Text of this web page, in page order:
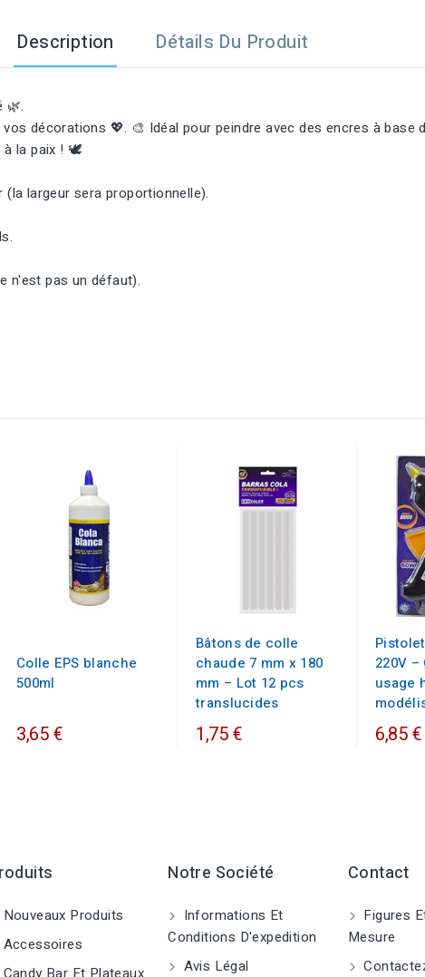
Description Détails Du Produit
🌿.
décorations 💖. 🎨 Idéal pour peindre avec des encres à base
à la paix ! 🕊️
largeur sera proportionnelle).
n'est pas un défaut).
Colle EPS blanche
500ml
3,65 €
Bâtons de colle
chaude 7 mm x 180
mm – Lot 12 pcs
translucides
1,75 €
220V –
usage
6,85 €
Nouveaux Produits
Accessoires
Notre Société
Informations Et
Conditions D'expedition
Avis Légal
Contact
Figures
Mesure